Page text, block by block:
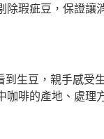
瑕疵豆，保證讓
生豆，親手感受
啡的產地、處理